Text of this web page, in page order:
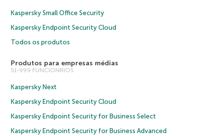
Kaspersky Small Office Security
Kaspersky Endpoint Security Cloud
Todos os produtos
Produtos para empresas médias
51-999 FUNCIONRIOS
Kaspersky Next
Kaspersky Endpoint Security Cloud
Kaspersky Endpoint Security for Business Select
Kaspersky Endpoint Security for Business Advanced